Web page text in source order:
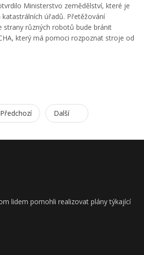
Ministerstvo zemědělství, které je
úřadů. Přetěžování
strany různých robotů bude bránit
který má pomoci rozpoznat stroje od
Předchozí Další
lidem pomohli realizovat plány týkající